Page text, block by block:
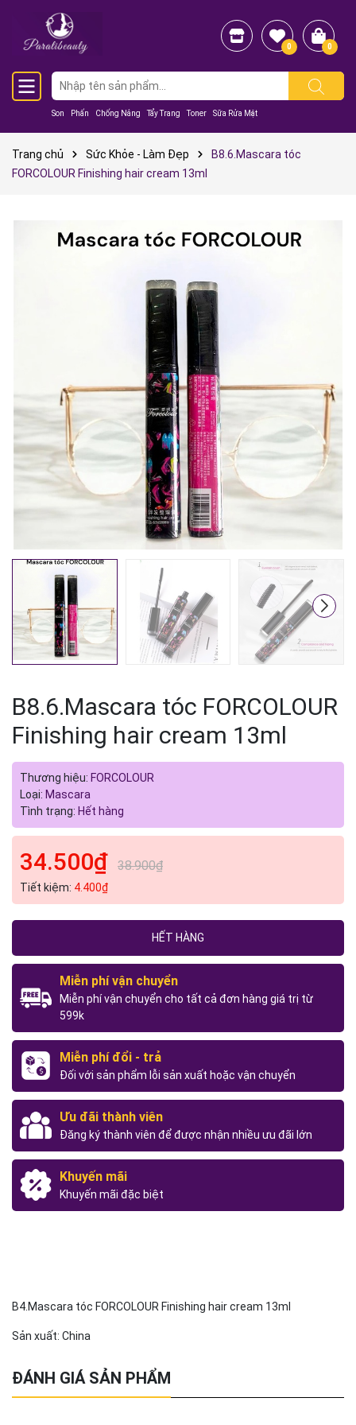
Son Phấn Chống Nắng Tẩy Trang Toner Sữa Rửa Mặt
0 0
Trang chủ Sức Khỏe - Làm Đẹp
B8.6.Mascara tóc
FORCOLOUR Finishing hair cream 13ml
B8.6.Mascara tóc FORCOLOUR
Finishing hair cream 13ml
Thương hiệu: FORCOLOUR
Loại: Mascara
Tình trạng: Hết hàng
34.500₫ 38.900₫
Tiết kiệm: 4.400₫
HẾT HÀNG
Miễn phí vận chuyển
Miễn phí vận chuyển cho tất cả đơn hàng giá trị từ
599k
Miễn phí đổi - trả
Đối với sản phẩm lỗi sản xuất hoặc vận chuyển
Ưu đãi thành viên
Đăng ký thành viên để được nhận nhiều ưu đãi lớn
Khuyến mãi
Khuyến mãi đặc biệt
Mã giảm giá:
Ngày hết hạn:
Điều kiện:
B4.Mascara tóc FORCOLOUR Finishing hair cream 13ml
Sản xuất: China
ĐÁNH GIÁ SẢN PHẨM